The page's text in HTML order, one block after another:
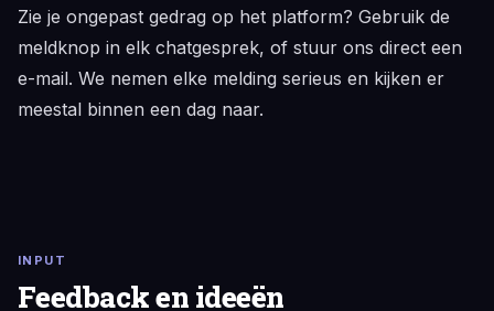
Zie je ongepast gedrag op het platform? Gebruik de
meldknop in elk chatgesprek, of stuur ons direct een
e-mail. We nemen elke melding serieus en kijken er
meestal binnen een dag naar.
INPUT
Feedback en ideeën